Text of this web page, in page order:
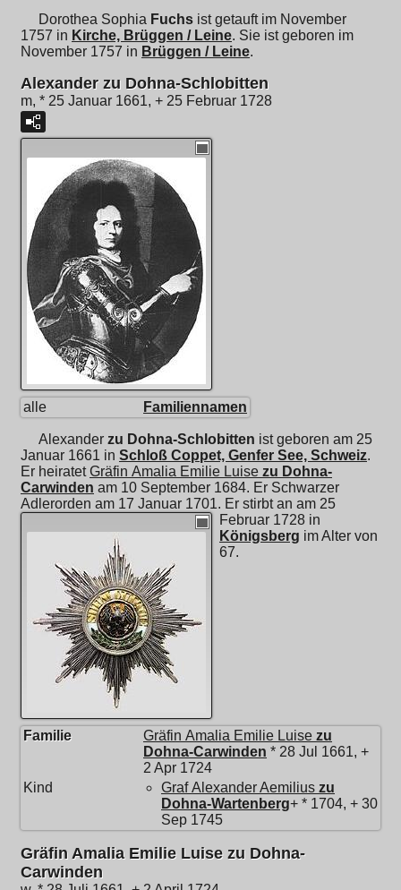
Dorothea Sophia Fuchs ist getauft im November
1757 in Kirche, Brüggen / Leine. Sie ist geboren im
November 1757 in Brüggen / Leine.
Alexander zu Dohna-Schlobitten
m, * 25 Januar 1661, + 25 Februar 1728
alle Familiennamen
Alexander zu Dohna-Schlobitten ist geboren am 25
Januar 1661 in Schloß Coppet, Genfer See, Schweiz.
Er heiratetGräfin Amalia Emilie Luise zu Dohna-
Carwinden am 10 September 1684. Er Schwarzer
Adlerorden am 17 Januar 1701. Er stirbt an am 25
Februar 1728 in
Königsberg im Alter von
67.
Familie Gräfin Amalia Emilie Luise zu
Dohna-Carwinden * 28 Jul 1661, +
2 Apr 1724
Kind
Graf Alexander Aemilius zu
Dohna-Wartenberg+ * 1704, + 30
Sep 1745
Gräfin Amalia Emilie Luise zu Dohna-
Carwinden